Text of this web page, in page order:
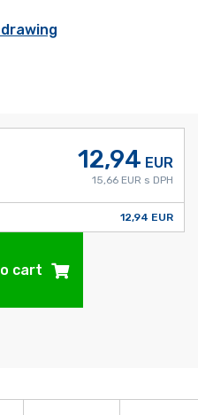
12,94 EUR
15,66 EUR s DPH
12,94 EUR
cart